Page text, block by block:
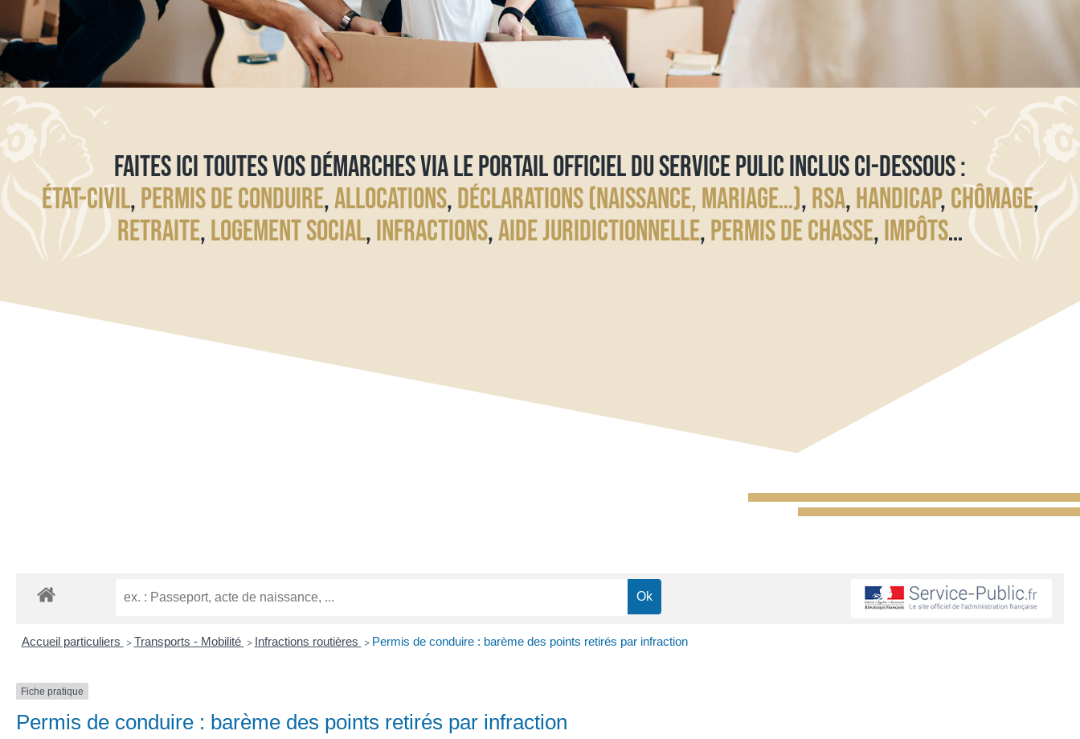
FAITES ICI TOUTES VOS DÉMARCHES VIA LE PORTAIL OFFICIEL DU SERVICE PULIC INCLUS CI-DESSOUS :
ÉTAT-CIVIL,PERMIS DE CONDUIRE,ALLOCATIONS,DÉCLARATIONS (NAISSANCE, MARIAGE…),RSA,HANDICAP,CHÔMAGE,
RETRAITE,LOGEMENT SOCIAL,INFRACTIONS,AIDE JURIDICTIONNELLE,PERMIS DE CHASSE,IMPÔTS…
Accueil particuliers > Transports - Mobilité > Infractions routières > Permis de conduire : barème des points retirés par infraction
Fiche pratique
Permis de conduire : barème des points retirés par infraction